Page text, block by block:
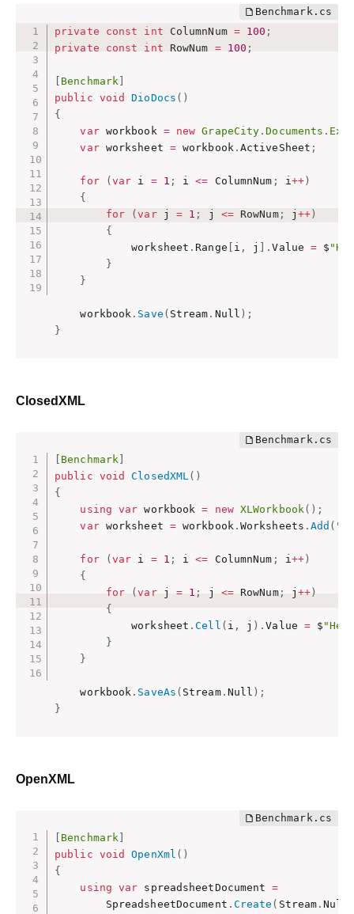
private const int ColumnNum = 100 ;
private
const int RowNum = 100 ;
Benchmark
public void DioDocs ( )
{
var workbook = new GrapeCity .Documents .
var worksheet = workbook. ActiveSheet ;
for ( var i = 1 ; i <= ColumnNum ; i++ )
{
for
(var j = 1 ; j <= RowNum; j ++ )
{
            worksheet
. Range i , j .Value = $
}
}
    workbook
. Save ( Stream . Null ) ;
}
ClosedXML
Benchmark
public void ClosedXML( )
{
using
var workbook = new XLWorkbook( ) ;
var worksheet = workbook. Worksheets .Add (
for ( var i = 1 ; i <= ColumnNum ; i++ )
{
for
(var j = 1 ; j <= RowNum; j ++)
{
            worksheet
.Cell ( i , j ) .Value = $
}
}
    workbook
. SaveAs ( Stream. Null ) ;
}
OpenXML
Benchmark
public void OpenXml ( )
{
using
var spreadsheetDocument =
        SpreadsheetDocument
. Create ( Stream .Null